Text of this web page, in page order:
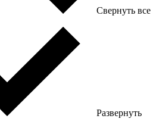
Свернуть все
Развернуть